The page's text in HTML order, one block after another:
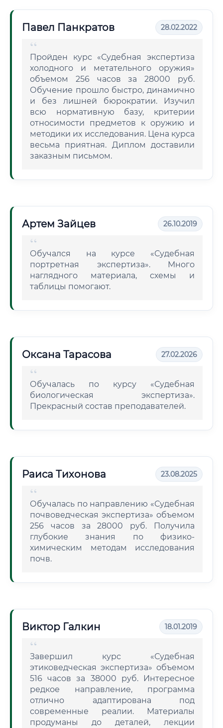
Павел Панкратов 28.02.2022
Пройден курс «Судебная экспертиза
холодного и метательного оружия»
объемом 256 часов за 28000 руб.
Обучение прошло быстро, динамично
и без лишней бюрократии. Изучил
всю нормативную базу, критерии
относимости предметов к оружию и
методики их исследования. Цена курса
весьма приятная. Диплом доставили
заказным письмом.
Артем Зайцев 26.10.2019
Обучался на курсе «Судебная
портретная экспертиза». Много
наглядного материала, схемы и
таблицы помогают.
Оксана Тарасова 27.02.2026
Обучалась по курсу «Судебная
биологическая экспертиза».
Прекрасный состав преподавателей.
Раиса Тихонова 23.08.2025
Обучалась по направлению «Судебная
почвоведческая экспертиза» объемом
256 часов за 28000 руб. Получила
глубокие знания по физико-
химическим методам исследования
почв.
Виктор Галкин 18.01.2019
Завершил курс «Судебная
этиковедческая экспертиза» объемом
516 часов за 38000 руб. Интересное
редкое направление, программа
отлично адаптирована под
современные реалии. Материалы
продуманы до деталей, лекции